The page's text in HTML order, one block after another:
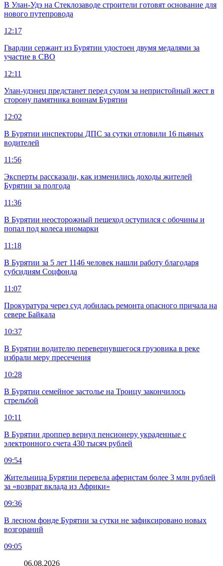
В Улан-Удэ на Стеклозаводе строители готовят основание для
нового путепровода
12:17
Гвардии сержант из Бурятии удостоен двумя медалями за
участие в СВО
12:11
Улан-удэнец предстанет перед судом за непристойный жест в
сторону памятника воинам Бурятии
12:02
В Бурятии инспекторы ДПС за сутки отловили 16 пьяных
водителей
11:56
Эксперты рассказали, как изменились доходы жителей
Бурятии за полгода
11:36
В Бурятии неосторожный пешеход оступился с обочины и
попал под колеса иномарки
11:18
В Бурятии за 5 лет 1146 человек нашли работу благодаря
субсидиям Соцфонда
11:07
Прокуратура через суд добилась ремонта опасного причала на
севере Байкала
10:37
В Бурятии водителю перевернувшегося грузовика в реке
избрали меру пресечения
10:28
В Бурятии семейное застолье на Троицу закончилось
стрельбой
10:11
В Бурятии дроппер вернул пенсионеру украденные с
электронного счета 430 тысяч рублей
09:54
Жительница Бурятии перевела аферистам более 3 млн рублей
за «возврат вклада из Африки»
09:36
В лесном фонде Бурятии за сутки не зафиксировано новых
возгораний
09:05
06.08.2026